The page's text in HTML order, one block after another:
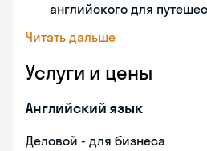
английского для
Читать дальше
Услуги и цены
Английский язык
Деловой - для бизнеса